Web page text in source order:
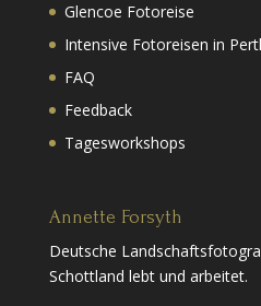
Glencoe Fotoreise
Intensive Fotoreisen in
FAQ
Feedback
Tagesworkshops
Annette Forsyth
Deutsche
Schottland lebt und arbeitet.